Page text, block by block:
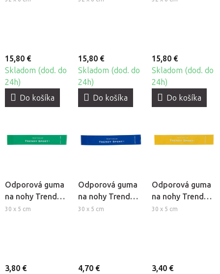
15,80 €
Skladom (dod. do
24h)
Do košíka
15,80 €
Skladom (dod. do
24h)
Do košíka
15,80 €
Skladom (dod. do
24h)
Do košíka
Odporová guma
na nohy Trendy
Tone-Loop -
30 x 5 cm
3,80 €
Odporová guma
na nohy Trendy
Tone-Loop -
30 x 5 cm
4,70 €
Odporová guma
na nohy Trendy
Tone-Loop -
30 x 5 cm
3,40 €